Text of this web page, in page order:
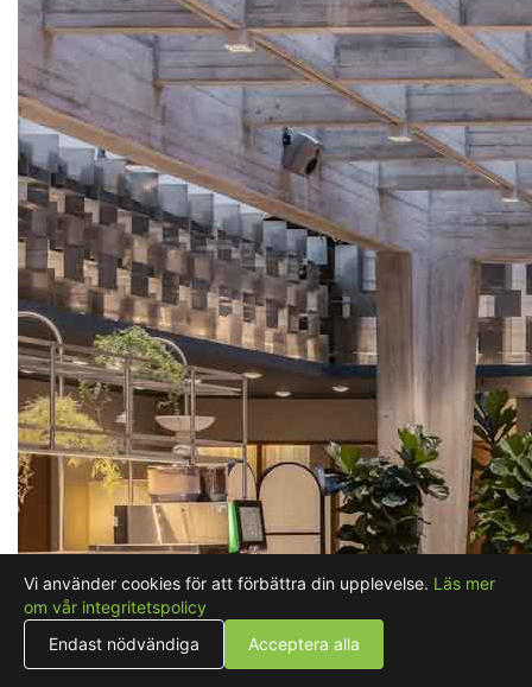
Vi använder cookies för att förbättra din upplevelse. Läs mer
om vår integritetspolicy
Endast nödvändiga
Acceptera alla